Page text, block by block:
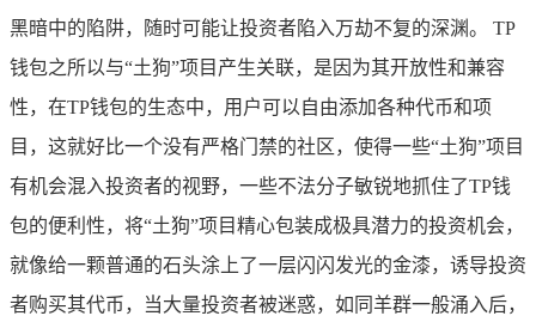
黑暗中的陷阱，随时可能让投资者陷入万劫不复的深渊。 TP
钱包之所以与“土狗”项目产生关联，是因为其开放性和兼容
性，在TP钱包的生态中，用户可以自由添加各种代币和项
目，这就好比一个没有严格门禁的社区，使得一些“土狗”项目
有机会混入投资者的视野，一些不法分子敏锐地抓住了TP钱
包的便利性，将“土狗”项目精心包装成极具潜力的投资机会，
就像给一颗普通的石头涂上了一层闪闪发光的金漆，诱导投资
者购买其代币，当大量投资者被迷惑，如同羊群一般涌入后，